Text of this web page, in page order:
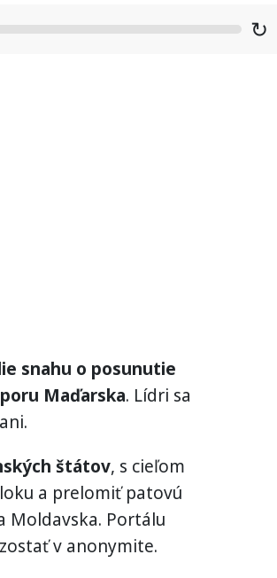
↻
snahu o posunutie
Maďarska. Lídri sa
štátov, s cieľom
a prelomiť patovú
Moldavska. Portálu
v anonymite.